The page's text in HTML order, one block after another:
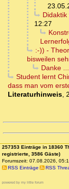
12:27
:-)) -
bisweilen
Danke ...
Student lernt
dass man vom
Literaturhinweis,
257353 Einträge in 18360
registrierte, 3586 Gäste)
Forumszeit: 07.08.2026,
RSS Einträge
RSS
powered by my little forum